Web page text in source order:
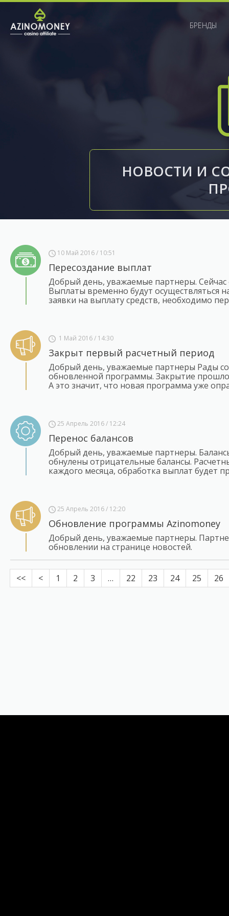
БРЕНДЫ
НОВОСТИ И
10 Май 2016 / 10:51
Пересоздание выплат
Добрый день, уважаемые партнеры.
Выплаты временно будут осуществляться
заявки на выплату средств, необходимо
1 Май 2016 / 14:30
Закрыт первый расчетный период
Добрый день, уважаемые партнеры Рады
обновленной программы. Закрытие прошло
А это значит, что новая программа уже
25 Апрель 2016 / 12:24
Перенос балансов
Добрый день, уважаемые партнеры.
обнулены отрицательные балансы.
каждого месяца, обработка выплат будет
25 Апрель 2016 / 12:20
Обновление программы Azinomoney
Добрый день, уважаемые партнеры.
обновлении на странице новостей.
<< < 1 2 3 … 22 23 24 25 26